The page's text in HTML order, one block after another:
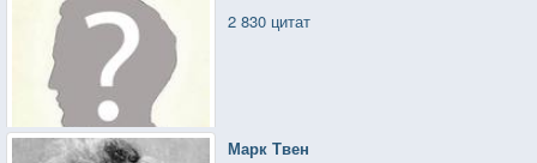
2 830 цитат
Марк Твен